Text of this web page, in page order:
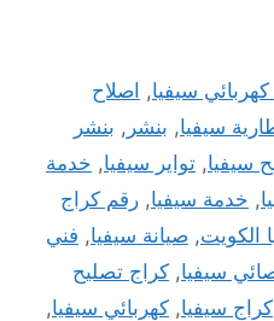
سيفيا, اصلاح
سيفيا, بنشر , بنشر
سيفيا, تواير سيفيا, خدمة
, خدمة سيفيا, رقم كراج
الكويت, صيانة سيفيا, فني
سيفيا, كراج تصليح
كراج سيفيا, كهربائي سيفيا,